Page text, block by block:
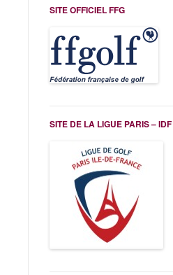
SITE OFFICIEL FFG
SITE DE LA LIGUE PARIS – IDF